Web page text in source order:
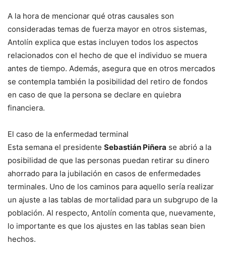
A la hora de mencionar qué otras causales son
consideradas temas de fuerza mayor en otros sistemas,
Antolín explica que estas incluyen todos los aspectos
relacionados con el hecho de que el individuo se muera
antes de tiempo. Además, asegura que en otros mercados
se contempla también la posibilidad del retiro de fondos
en caso de que la persona se declare en quiebra
financiera.
El caso de la enfermedad terminal
Esta semana el presidente Sebastián Piñera se abrió a la
posibilidad de que las personas puedan retirar su dinero
ahorrado para la jubilación en casos de enfermedades
terminales. Uno de los caminos para aquello sería realizar
un ajuste a las tablas de mortalidad para un subgrupo de la
población. Al respecto, Antolín comenta que, nuevamente,
lo importante es que los ajustes en las tablas sean bien
hechos.